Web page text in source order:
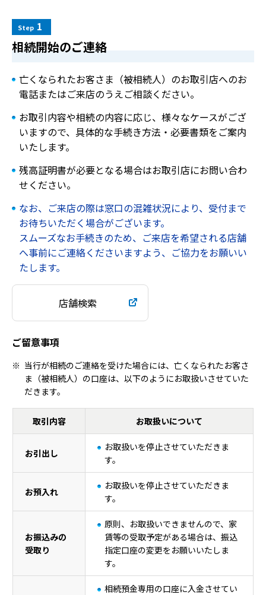
Step 1
相続開始のご連絡
亡くなられたお客さま（被相続人）のお取引店へのお
電話またはご来店のうえご相談ください。
お取引内容や相続の内容に応じ、様々なケースがござ
いますので、具体的な手続き方法・必要書類をご案内
いたします。
残高証明書が必要となる場合はお取引店にお問い合わ
せください。
なお、ご来店の際は窓口の混雑状況により、受付まで
お待ちいただく場合がございます。
スムーズなお手続きのため、ご来店を希望される店舗
へ事前にご連絡くださいますよう、ご協力をお願いい
たします。
店舗検索
ご留意事項
当行が相続のご連絡を受けた場合には、亡くなられたお客さ
ま（被相続人）の口座は、以下のようにお取扱いさせていた
だきます。
亡くなられたお客さま（被相続人）の口座のお取扱い
取引内容 お取扱いについて
お引出し
お取扱いを停止させていただきま
す。
お預入れ
お取扱いを停止させていただきま
す。
お振込みの
受取り
原則、お取扱いできませんので、家
賃等の受取予定がある場合は、振込
指定口座の変更をお願いいたしま
す。
相続預金専用の口座に入金させてい